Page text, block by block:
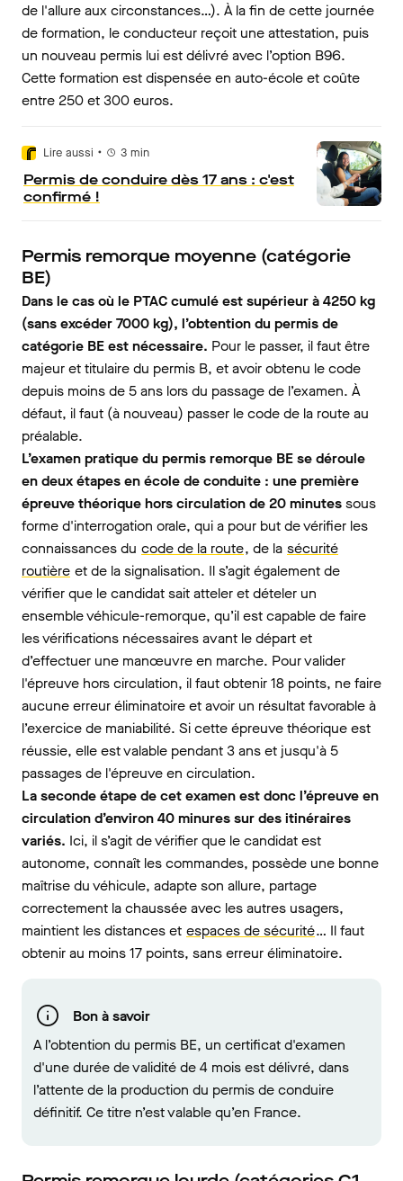
de l'allure aux circonstances…). À la fin de cette journée
de formation, le conducteur reçoit une attestation, puis
un nouveau permis lui est délivré avec l’option B96.
Cette formation est dispensée en auto-école et coûte
entre 250 et 300 euros.
Lire aussi • 3 min
Permis de conduire dès 17 ans : c'est
confirmé !
Permis remorque moyenne (catégorie
BE)
Dans le cas où le PTAC cumulé est supérieur à 4250 kg
(sans excéder 7000 kg), l’obtention du permis de
catégorie BE est nécessaire. Pour le passer, il faut être
majeur et titulaire du permis B, et avoir obtenu le code
depuis moins de 5 ans lors du passage de l’examen. À
défaut, il faut (à nouveau) passer le code de la route au
préalable.
L’examen pratique du permis remorque BE se déroule
en deux étapes en école de conduite : une première
épreuve théorique hors circulation de 20 minutessous
forme d'interrogation orale, qui a pour but de vérifier les
connaissances du code de la route, de la sécurité
routière et de la signalisation. Il s’agit également de
vérifier que le candidat sait atteler et dételer un
ensemble véhicule-remorque, qu’il est capable de faire
les vérifications nécessaires avant le départ et
d’effectuer une manœuvre en marche. Pour valider
l'épreuve hors circulation, il faut obtenir 18 points, ne faire
aucune erreur éliminatoire et avoir un résultat favorable à
l’exercice de maniabilité. Si cette épreuve théorique est
réussie, elle est valable pendant 3 ans et jusqu'à 5
passages de l'épreuve en circulation.
La seconde étape de cet examen est donc l’épreuve en
circulation d’environ 40 minures sur des itinéraires
variés. Ici, il s’agit de vérifier que le candidat est
autonome, connaît les commandes, possède une bonne
maîtrise du véhicule, adapte son allure, partage
correctement la chaussée avec les autres usagers,
maintient les distances et espaces de sécurité… Il faut
obtenir au moins 17 points, sans erreur éliminatoire.
Bon à savoir
A l’obtention du permis BE, un certificat d'examen
d'une durée de validité de 4 mois est délivré, dans
l’attente de la production du permis de conduire
définitif. Ce titre n’est valable qu’en France.